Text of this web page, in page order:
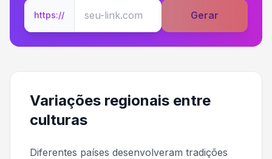
https:// Gerar
Variações regionais entre
culturas
Diferentes países desenvolveram tradições